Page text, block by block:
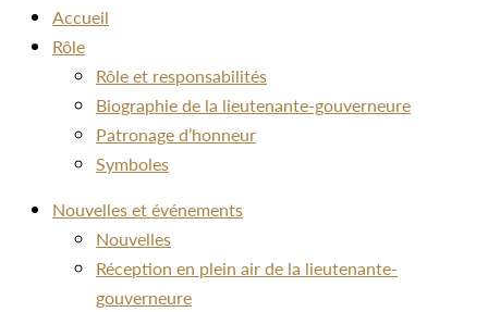
Accueil
Rôle
Rôle et responsabilités
Biographie de la lieutenante-gouverneure
Patronage d’honneur
Symboles
Nouvelles et événements
Nouvelles
Réception en plein air de la lieutenante-
gouverneure